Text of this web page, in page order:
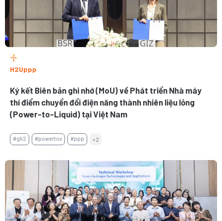
H2Uppp
Ký kết Biên bản ghi nhớ (MoU) về Phát triển Nhà máy
thí điểm chuyển đổi điện năng thành nhiên liệu lỏng
(Power-to-Liquid) tại Việt Nam
#gh2 #powertox #ppp +2